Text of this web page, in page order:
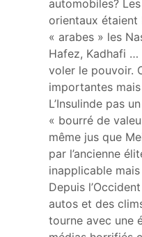
automobiles?
orientaux étaient
« arabes » les
Hafez, Kadhafi
voler le pouvoir.
importantes mais
L’Insulinde pas
« bourré de
même jus que
par l’ancienne
inapplicable
Depuis
autos et des
tourne avec une